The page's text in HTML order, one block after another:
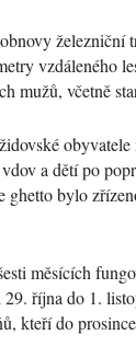
železniční
vzdáleného
mužů, včetně
a dětí po
bylo
měsících
října do 1.
kteří do